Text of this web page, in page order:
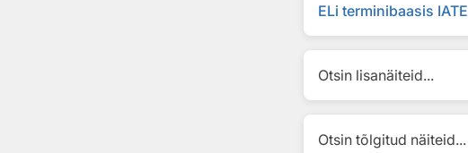
ELi terminibaasis IATE
Otsin lisanäiteid...
Otsin tõlgitud näiteid...